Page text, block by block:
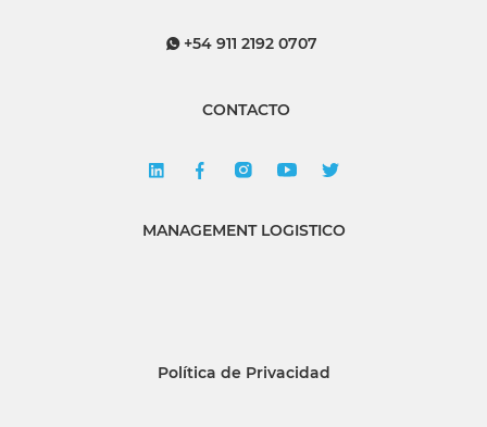
+54 911 2192 0707
CONTACTO
MANAGEMENT LOGISTICO
Política de Privacidad